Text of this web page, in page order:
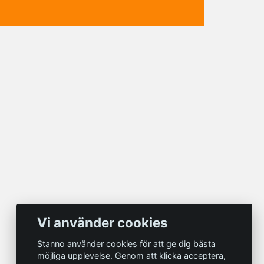
Vi använder cookies
Stanno använder cookies för att ge dig bästa
möjliga upplevelse. Genom att klicka acceptera,